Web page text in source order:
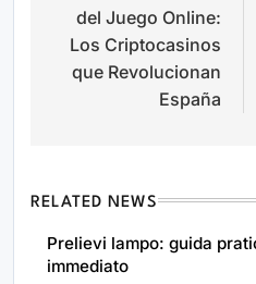
del Juego Online:
Los Criptocasinos
que Revolucionan
España
RELATED NEWS
Prelievi lampo: guida
immediato